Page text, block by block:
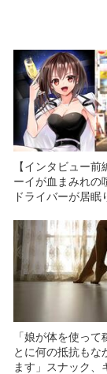
【インタビュー前
ーイが血まみれの
ドライバーが居眠
まり」のキャバ嬢
取”で遭遇したト
「娘が体を使っ
とに何の抵抗もな
ます」スナック、